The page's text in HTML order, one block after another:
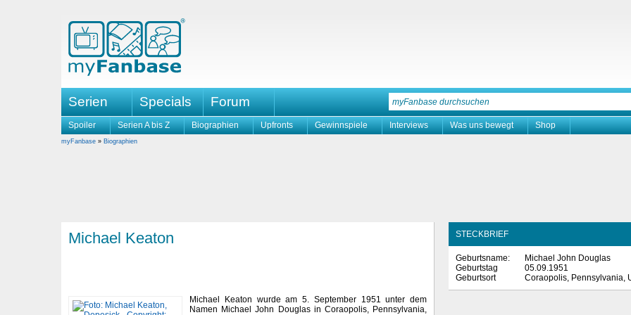
Serien Specials Forum
Spoiler Serien A bis Z Biographien Upfronts Gewinnspiele Interviews Was uns bewegt Shop
myFanbase » Biographien
Michael Keaton
Michael Keaton wurde am 5. September 1951 unter dem
Namen Michael John Douglas in Coraopolis, Pennsylvania,
STECKBRIEF
Geburtsname:
Michael John Douglas
Geburtstag
05.09.1951
Geburtsort
Coraopolis, Pennsylvania,